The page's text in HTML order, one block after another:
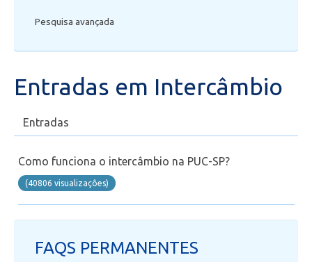
Secretaria de Administração Escolar - SAE
Wifi
Laboratórios
Suporte
Pesquisa avançada
Entradas em Intercâmbio
Entradas
Como funciona o intercâmbio na PUC-SP?
(40806 visualizaçôes)
FAQS PERMANENTES